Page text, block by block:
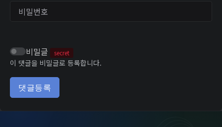
비밀번호
비밀글 secret
이 댓글을 비밀글로 등록합니다.
댓글등록